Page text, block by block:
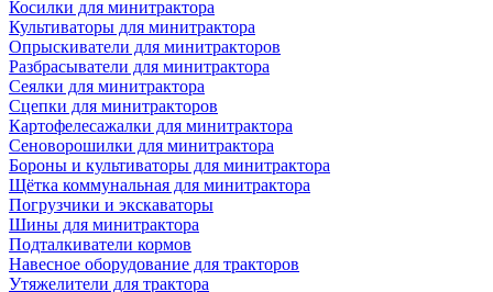
Косилки для минитрактора
Культиваторы для минитрактора
Опрыскиватели для минитракторов
Разбрасыватели для минитрактора
Сеялки для минитрактора
Сцепки для минитракторов
Картофелесажалки для минитрактора
Сеноворошилки для минитрактора
Бороны и культиваторы для минитрактора
Щётка коммунальная для минитрактора
Погрузчики и экскаваторы
Шины для минитрактора
Подталкиватели кормов
Навесное оборудование для тракторов
Утяжелители для трактора